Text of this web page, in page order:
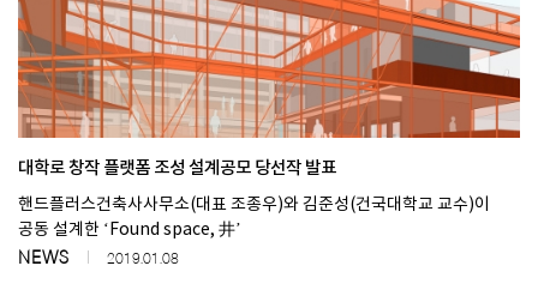
대학로 창작 플랫폼 조성 설계공모 당선작 발표
핸드플러스건축사사무소(대표 조종우)와 김준성(건국대학교 교수)이
공동 설계한 ‘Found space, 井’
NEWS 2019.01.08